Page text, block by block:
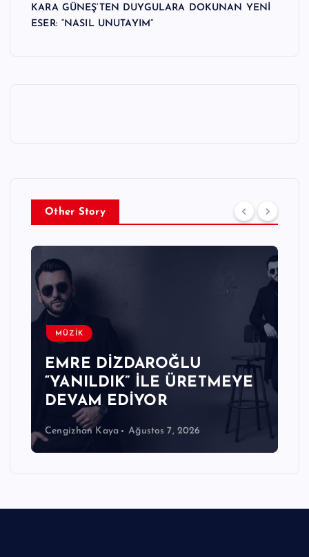
KARA GÜNEŞ’TEN DUYGULARA DOKUNAN YENİ
ESER: “NASIL UNUTAYIM”
Other Story
MÜZİK
EMRE DİZDAROĞLU
“YANILDIK” İLE ÜRETMEYE
DEVAM EDİYOR
Cengizhan Kaya Ağustos 7, 2026